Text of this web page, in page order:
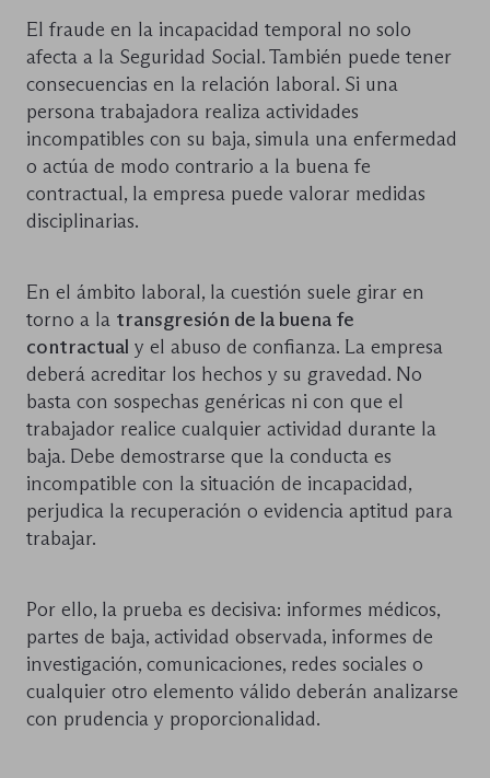
El fraude en la incapacidad temporal no solo
afecta a la Seguridad Social. También puede tener
consecuencias en la relación laboral. Si una
persona trabajadora realiza actividades
incompatibles con su baja, simula una enfermedad
o actúa de modo contrario a la buena fe
contractual, la empresa puede valorar medidas
disciplinarias.
En el ámbito laboral, la cuestión suele girar en
torno a la transgresión de la buena fe
contractual y el abuso de confianza. La empresa
deberá acreditar los hechos y su gravedad. No
basta con sospechas genéricas ni con que el
trabajador realice cualquier actividad durante la
baja. Debe demostrarse que la conducta es
incompatible con la situación de incapacidad,
perjudica la recuperación o evidencia aptitud para
trabajar.
Por ello, la prueba es decisiva: informes médicos,
partes de baja, actividad observada, informes de
investigación, comunicaciones, redes sociales o
cualquier otro elemento válido deberán analizarse
con prudencia y proporcionalidad.